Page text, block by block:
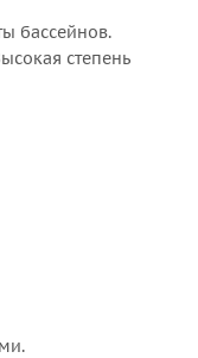
бассейнов.
степень